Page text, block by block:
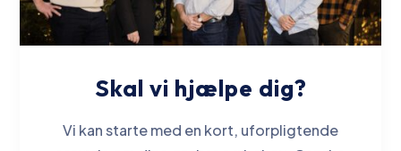
Skal vi hjælpe dig?
Vi kan starte med en kort, uforpligtende